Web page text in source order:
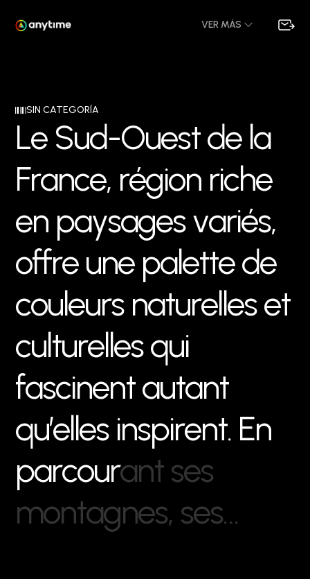
VER MÁS
SIN CATEGORÍA
Le Sud-Ouestde la
France, région riche
en paysagesvariés,
offre une palettede
couleurs naturelleset
culturellesqui
fascinentautant
qu’elles inspirent. En
parcourant ses
montagnes, ses…